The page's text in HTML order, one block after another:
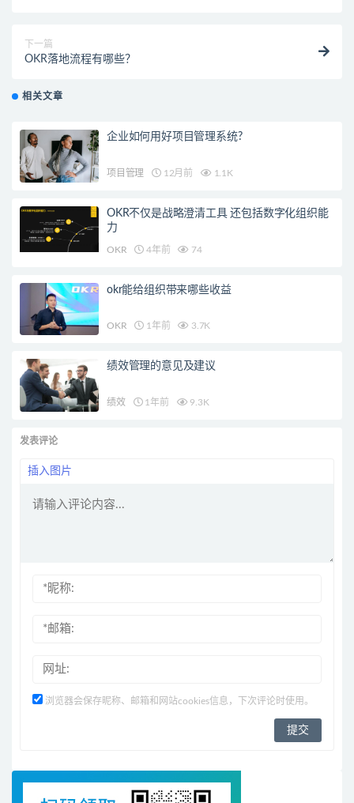
下一篇
OKR落地流程有哪些？
相关文章
企业如何用好项目管理系统?
项目管理 12月前 1.1K
OKR不仅是战略澄清工具 还包括数字化组织能
力
OKR 4年前 74
okr能给组织带来哪些收益
OKR 1年前 3.7K
绩效管理的意见及建议
绩效 1年前 9.3K
发表评论
插入图片
浏览器会保存昵称、邮箱和网站cookies信息，下次评论时使用。